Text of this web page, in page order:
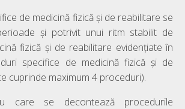
de medicină fizică şi de reabilitare se
şi potrivit unui ritm stabilit de
fizică şi de reabilitare evidențiate în
specifice de medicină fizică şi de
cuprinde maximum 4 proceduri).
care se decontează procedurile